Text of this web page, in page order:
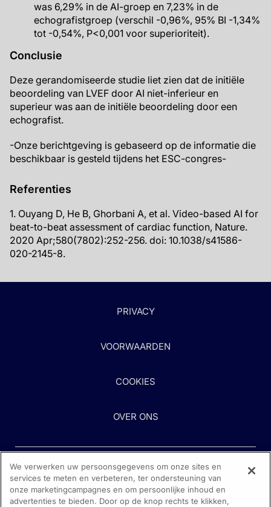
was 6,29% in de AI-groep en 7,23% in de
echografistgroep (verschil -0,96%, 95% BI -1,34%
tot -0,54%, P<0,001 voor superioriteit).
Conclusie
Deze gerandomiseerde studie liet zien dat de initiële
beoordeling van LVEF door AI niet-inferieur en
superieur was aan de initiële beoordeling door een
echografist.
-Onze berichtgeving is gebaseerd op de informatie die
beschikbaar is gesteld tijdens het ESC-congres-
Referenties
1. Ouyang D, He B, Ghorbani A, et al. Video-based AI for
beat-to-beat assessment of cardiac function, Nature.
2020 Apr;580(7802):252-256. doi: 10.1038/s41586-
020-2145-8.
PRIVACY
VOORWAARDEN
COOKIES
OVER ONS
We verwerken uw persoonsgegevens om onze sites en
services te meten en verbeteren, ter ondersteuning van
onze marketingcampagnes en om persoonlijke inhoud en
advertenties te bieden. Door op de knop rechts te klikken,